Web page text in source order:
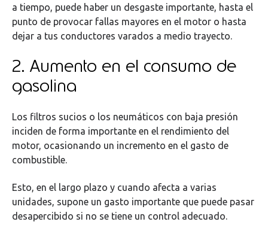
a tiempo, puede haber un desgaste importante, hasta el
punto de provocar fallas mayores en el motor o hasta
dejar a tus conductores varados a medio trayecto.
2. Aumento en el consumo de
gasolina
Los filtros sucios o los neumáticos con baja presión
inciden de forma importante en el rendimiento del
motor, ocasionando un incremento en el gasto de
combustible.
Esto, en el largo plazo y cuando afecta a varias
unidades, supone un gasto importante que puede pasar
desapercibido si no se tiene un control adecuado.